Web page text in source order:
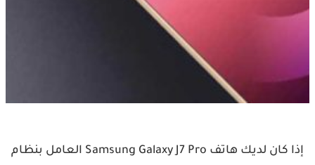
إذا كان لديك هاتف Samsung Galaxy J7 Pro العامل بنظام